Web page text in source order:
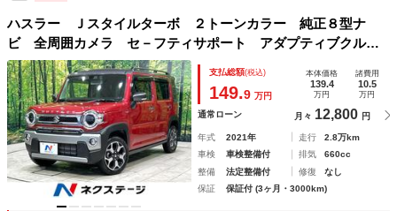
ハスラー Ｊスタイルターボ ２トーンカラー 純正８型ナ
ビ 全周囲カメラ セ－フティサポート アダプティブクルー
ズコントロール パーキングセンサーシステム ドラレコ Ｅ
ＴＣ ＬＥＤヘッドライト スマートキー Ｂｌｕｅｔｏｏｔ
ｈ
支払総額(税込)
149.9 万円
本体価格
139.4
万円
諸費用
10.5
万円
通常ローン 月々 12,800 円
年式 2021年 走行
2.8万km
車検
車検整備付 排気
660cc
整備
法定整備付 修復
なし
保証
保証付 (3ヶ月・3000km)